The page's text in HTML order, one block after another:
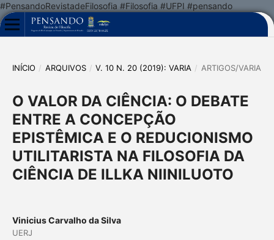
#PensandoRevistadeFilosofia #Filosofia #UFPI #pensando
INÍCIO / ARQUIVOS / V. 10 N. 20 (2019): VARIA / ARTIGOS/VARIA
O VALOR DA CIÊNCIA: O DEBATE
ENTRE A CONCEPÇÃO
EPISTÊMICA E O REDUCIONISMO
UTILITARISTA NA FILOSOFIA DA
CIÊNCIA DE ILLKA NIINILUOTO
Vinicius Carvalho da Silva
UERJ